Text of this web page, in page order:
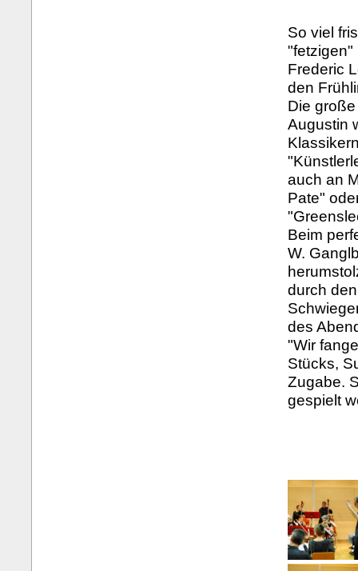
So viel
"fetzigen"
Frederic
den
Die
Augustin
auch an
Pate"
Beim
W.
durch
des
"Wir
Stücks,
Zugabe.
gespielt